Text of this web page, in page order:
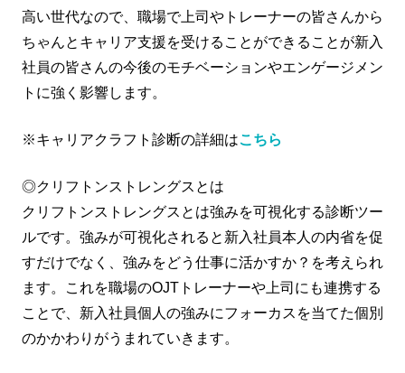
高い世代なので、職場で上司やトレーナーの皆さんから
ちゃんとキャリア支援を受けることができることが新入
社員の皆さんの今後のモチベーションやエンゲージメン
トに強く影響します。
※キャリアクラフト診断の詳細はこちら
◎クリフトンストレングスとは
クリフトンストレングスとは強みを可視化する診断ツー
ルです。強みが可視化されると新入社員本人の内省を促
すだけでなく、強みをどう仕事に活かすか？を考えられ
ます。これを職場のOJTトレーナーや上司にも連携する
ことで、新入社員個人の強みにフォーカスを当てた個別
のかかわりがうまれていきます。